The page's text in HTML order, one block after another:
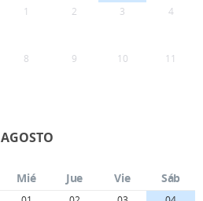
1 2 3 4
8 9 10 11
AGOSTO
Mié Jue Vie Sáb